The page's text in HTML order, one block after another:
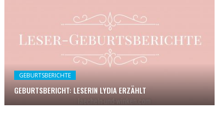
GEBURTSBERICHTE
GEBURTSBERICHT: LESERIN LYDIA ERZÄHLT